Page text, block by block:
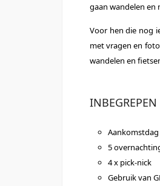
gaan wandelen en
Voor hen die nog
met vragen en
wandelen en
INBEGREPEN
5
4 x pick-nick
Gebruik van